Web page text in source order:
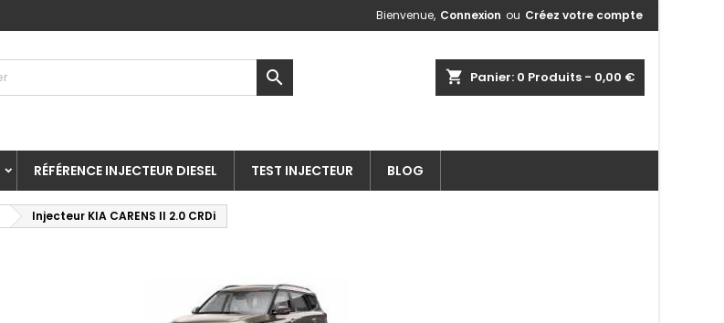
Bienvenue, Connexion ou Créez votre compte
shopping_cart Panier: 0 Produits - 0,00 €

RÉFÉRENCE INJECTEUR DIESEL TEST INJECTEUR BLOG
Injecteur KIA CARENS II 2.0 CRDi